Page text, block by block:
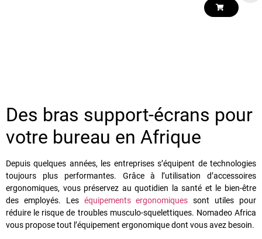
Des bras support-écrans pour
votre bureau en Afrique
Depuis quelques années, les entreprises s’équipent de technologies
toujours plus performantes. Grâce à l’utilisation d’accessoires
ergonomiques, vous préservez au quotidien la santé et le bien-être
des employés. Les équipements ergonomiques sont utiles pour
réduire le risque de troubles musculo-squelettiques. Nomadeo Africa
vous propose tout l’équipement ergonomique dont vous avez besoin.